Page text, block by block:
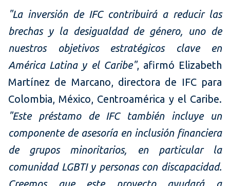
"La inversión de IFC contribuirá a reducir las
brechas y la desigualdad de género, uno de
nuestros objetivos estratégicos clave en
América Latina y el Caribe", afirmó Elizabeth
Martínez de Marcano, directora de IFC para
Colombia, México, Centroamérica y el Caribe.
"Este préstamo de IFC también incluye un
componente de asesoría en inclusión financiera
de grupos minoritarios, en particular la
comunidad LGBTI y personas con discapacidad.